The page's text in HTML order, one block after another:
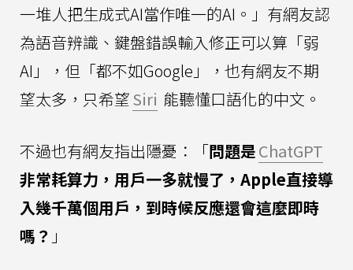
一堆人把生成式AI當作唯一的AI。」有網友認
為語音辨識、鍵盤錯誤輸入修正可以算「弱
AI」，但「都不如Google」，也有網友不期
望太多，只希望Siri 能聽懂口語化的中文。
不過也有網友指出隱憂：「問題是ChatGPT
非常耗算力，用戶一多就慢了，Apple直接導
入幾千萬個用戶，到時候反應還會這麼即時
嗎？ 」